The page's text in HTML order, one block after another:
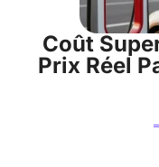
Coût
Prix Réel